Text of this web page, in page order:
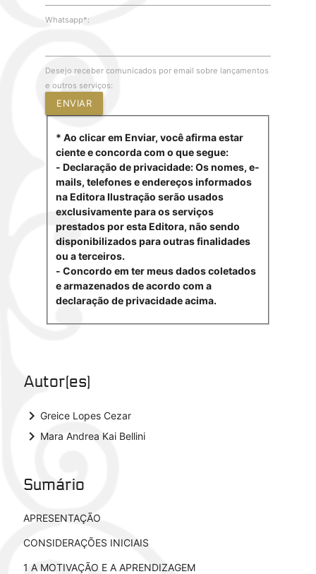
Whatsapp*:
Desejo receber comunicados por email sobre lançamentos
e outros serviços:
ENVIAR
* Ao clicar em Enviar, você afirma estar
ciente e concorda com o que segue:
- Declaração de privacidade: Os nomes, e-
mails, telefones e endereços informados
na Editora Ilustração serão usados
exclusivamente para os serviços
prestados por esta Editora, não sendo
disponibilizados para outras finalidades
ou a terceiros.
- Concordo em ter meus dados coletados
e armazenados de acordo com a
declaração de privacidade acima.
Autor(es)
keyboard_arrow_right Greice Lopes Cezar
keyboard_arrow_right Mara Andrea Kai Bellini
Sumário
APRESENTAÇÃO
CONSIDERAÇÕES INICIAIS
1 A MOTIVAÇÃO E A APRENDIZAGEM